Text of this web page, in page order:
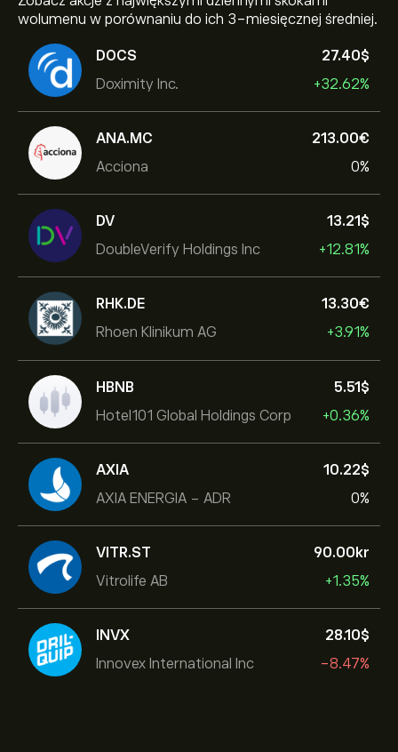
wolumenu w porównaniu do ich 3-miesięcznej średniej.
DOCS
Doximity Inc.
27.40‎$‎
+32.62%
ANA.MC
Acciona
213.00‎€‎
0%
DV
DoubleVerify Holdings Inc
13.21‎$‎
+12.81%
RHK.DE
Rhoen Klinikum AG
13.30‎€‎
+3.91%
HBNB
Hotel101 Global Holdings Corp
5.51‎$‎
+0.36%
AXIA
AXIA ENERGIA - ADR
10.22‎$‎
0%
VITR.ST
Vitrolife AB
90.00‎kr‎
+1.35%
INVX
Innovex International Inc
28.10‎$‎
-8.47%